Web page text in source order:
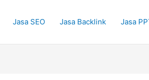
Jasa SEO Jasa Backlink Jasa